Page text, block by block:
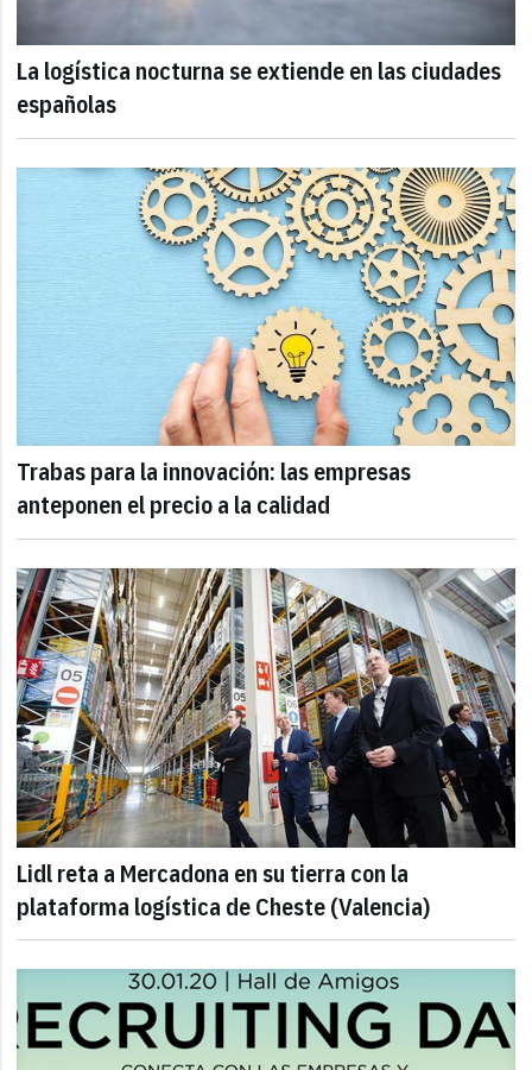
La logística nocturna se extiende en las ciudades
españolas
Trabas para la innovación: las empresas
anteponen el precio a la calidad
Lidl reta a Mercadona en su tierra con la
plataforma logística de Cheste (Valencia)